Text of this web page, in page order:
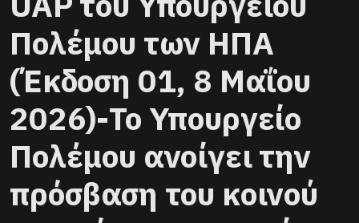
Πολέμου των ΗΠΑ
(Έκδοση 01, 8 Μαΐου
2026)-Το Υπουργείο
Πολέμου ανοίγει την
πρόσβαση του κοινού